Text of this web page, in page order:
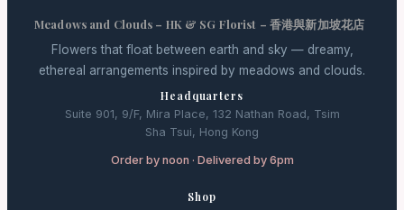
Meadows and Clouds – HK & SG Florist – 香港與新加坡花店
Flowers that float between earth and sky — dreamy,
ethereal arrangements inspired by meadows and clouds.
Headquarters
Suite 901, 9/F, Mira Place, 132 Nathan Road, Tsim
Sha Tsui, Hong Kong
Order by noon · Delivered by 6pm
Shop